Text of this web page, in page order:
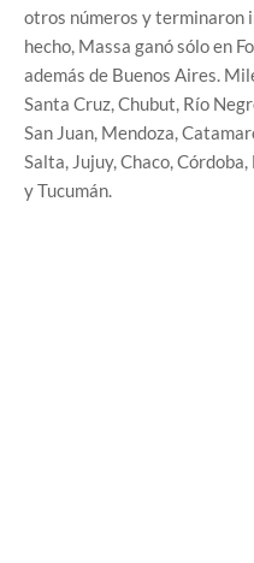
otros números y terminaron
hecho, Massa ganó sólo en
además de Buenos Aires.
Santa Cruz, Chubut, Río
San Juan, Mendoza,
Salta, Jujuy, Chaco,
y Tucumán.